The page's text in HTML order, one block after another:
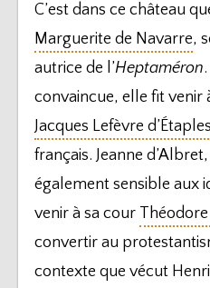
C’est dans ce château
Marguerite de Navarre,
autrice de l’Heptaméron
convaincue, elle fit venir
Jacques Lefèvre d’Étaples
français. Jeanne
également sensible aux
venir à sa cour
convertir au
contexte que vécut